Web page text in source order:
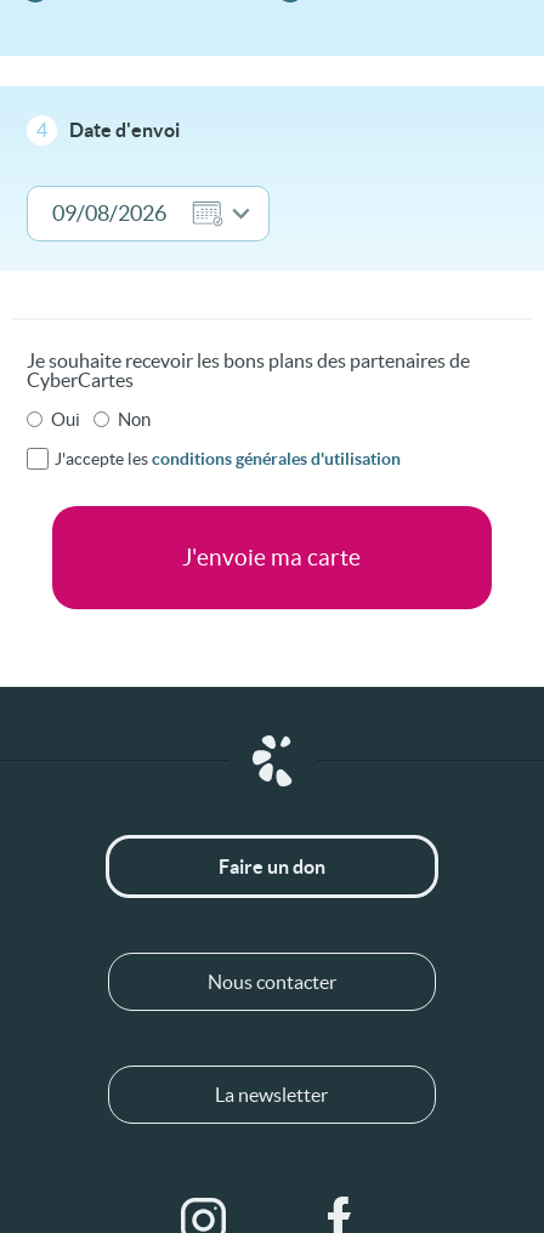
4 Date d'envoi
Je souhaite recevoir les bons plans des partenaires de
CyberCartes
Oui Non
J'accepte lesconditions générales d'utilisation
Faire un don
Nous contacter
La newsletter